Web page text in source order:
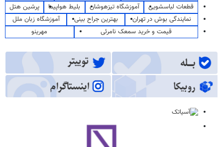
قطعات لباسشویی
آموزشگاه تیزهوشان بلیط هواپیما
پرشین هتل
نمایندگی بوش در تهران
بهترین جراح بینی
آموزشگاه زبان ملل
قیمت و خرید سمعک نامرئی
مهرینو